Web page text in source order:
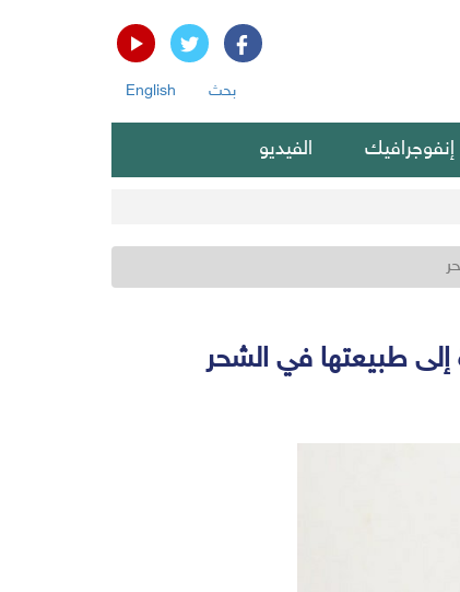
بحث English
إنفوجرافيك الفيديو
إلى طبيعتها في الشحر